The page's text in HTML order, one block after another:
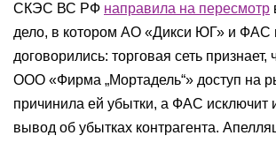
СКЭС ВС РФ направила на пересмотр
дело, в котором АО «Дикси ЮГ» и ФАС
договорились: торговая сеть признает,
ООО «Фирма „Мортадель“» доступ на
причинила ей убытки, а ФАС исключит
вывод об убытках контрагента.